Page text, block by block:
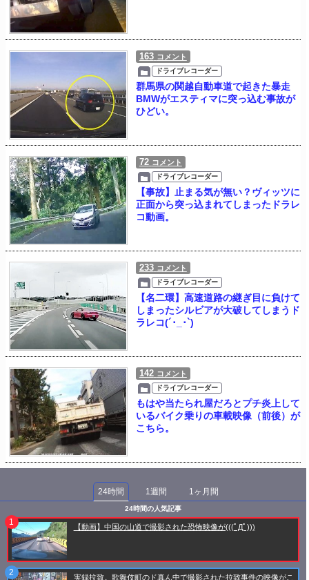
163 コメント
ドライブレコーダー
群馬県の関越自動車道で起きた暴走
BMWがエスティマに突っ込む事故が
ひどい。
72 コメント
ドライブレコーダー
【事故】止まる気が無い？ヴィッツに
正面から突っ込まれてしまったドラレ
コ動画。
233 コメント
ドライブレコーダー
【名二環】高速道路の継ぎ目に負けて
しまったシルビアが大破してしまうド
ラレコ(´･_･`)
142 コメント
ドライブレコーダー
もはや当たられ屋だろとプチ炎上して
いるバイク乗りの車載映像（前後）が
こちら。
24時間 1週間 1ヶ月間
24時間の人気記事
【動画】中国の山道で撮影された恐怖映像が(((ﾟДﾟ)))
実録拉致。歌舞伎町のド真ん中で撮影された拉致事件の映像がこ